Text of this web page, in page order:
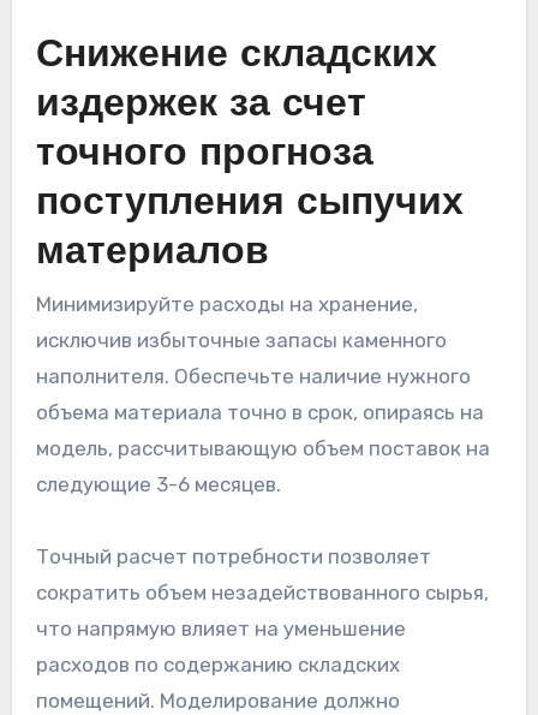
Снижение складских
издержек за счет
точного прогноза
поступления сыпучих
материалов
Минимизируйте расходы на хранение,
исключив избыточные запасы каменного
наполнителя. Обеспечьте наличие нужного
объема материала точно в срок, опираясь на
модель, рассчитывающую объем поставок на
следующие 3-6 месяцев.
Точный расчет потребности позволяет
сократить объем незадействованного сырья,
что напрямую влияет на уменьшение
расходов по содержанию складских
помещений. Моделирование должно